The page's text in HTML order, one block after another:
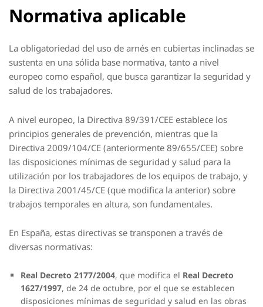
Normativa aplicable
La obligatoriedad del uso de arnés en cubiertas inclinadas se
sustenta en una sólida base normativa, tanto a nivel
europeo como español, que busca garantizar la seguridad y
salud de los trabajadores.
A nivel europeo, la Directiva 89/391/CEE establece los
principios generales de prevención, mientras que la
Directiva 2009/104/CE (anteriormente 89/655/CEE) sobre
las disposiciones mínimas de seguridad y salud para la
utilización por los trabajadores de los equipos de trabajo, y
la Directiva 2001/45/CE (que modifica la anterior) sobre
trabajos temporales en altura, son fundamentales.
En España, estas directivas se transponen a través de
diversas normativas:
Real Decreto 2177/2004, que modifica el Real Decreto
1627/1997, de 24 de octubre, por el que se establecen
disposiciones mínimas de seguridad y salud en las obras